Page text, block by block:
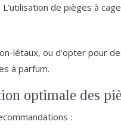
de pièges à
létaux, ou d’opter pour
à parfum.
optimale des
: